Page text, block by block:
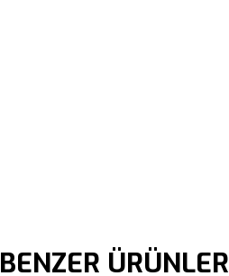
BENZER ÜRÜNLER